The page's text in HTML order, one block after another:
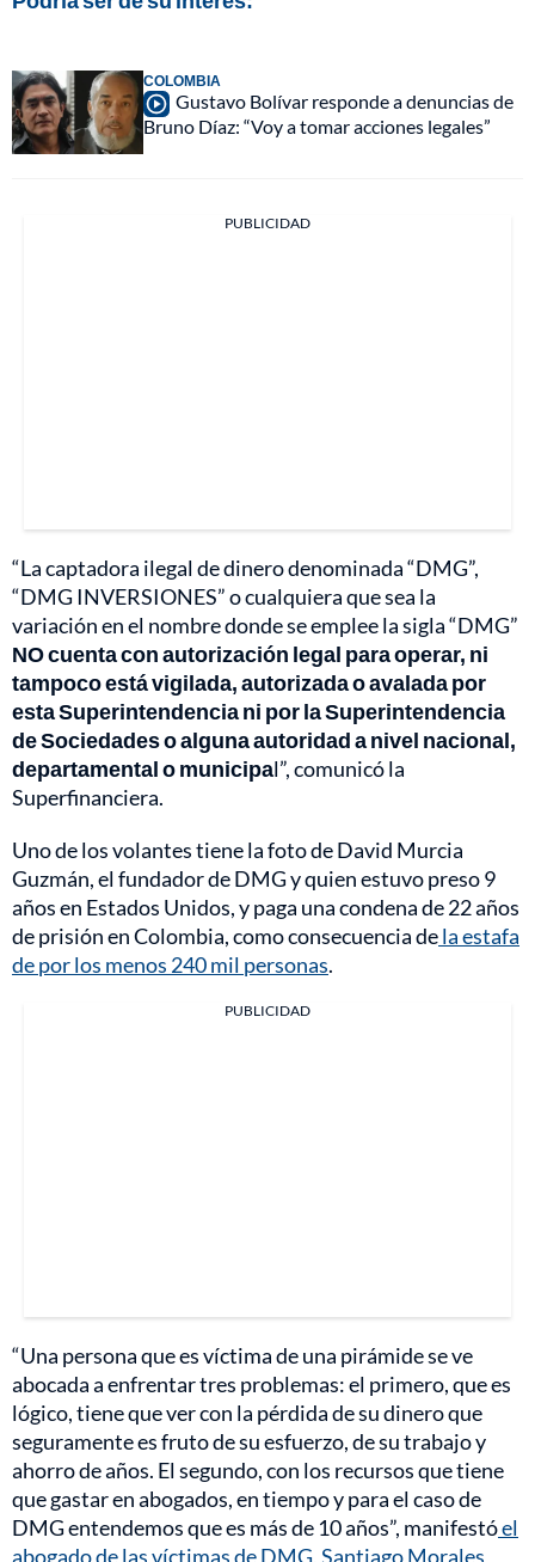
COLOMBIA
Gustavo Bolívar responde a denuncias de
Bruno Díaz: “Voy a tomar acciones legales”
PUBLICIDAD
“La captadora ilegal de dinero denominada “DMG”,
“DMG INVERSIONES” o cualquiera que sea la
variación en el nombre donde se emplee la sigla “DMG”
NO cuenta con autorización legal para operar, ni
tampoco está vigilada, autorizada o avalada por
esta Superintendencia ni por la Superintendencia
de Sociedades o alguna autoridad a nivel nacional,
departamental o municipal”, comunicó la
Superfinanciera.
Uno de los volantes tiene la foto de David Murcia
Guzmán, el fundador de DMG y quien estuvo preso 9
años en Estados Unidos, y paga una condena de 22 años
de prisión en Colombia, como consecuencia dela estafa
de por los menos 240 mil personas.
PUBLICIDAD
“Una persona que es víctima de una pirámide se ve
abocada a enfrentar tres problemas: el primero, que es
lógico, tiene que ver con la pérdida de su dinero que
seguramente es fruto de su esfuerzo, de su trabajo y
ahorro de años. El segundo, con los recursos que tiene
que gastar en abogados, en tiempo y para el caso de
DMG entendemos que es más de 10 años”, manifestóel
abogado de las víctimas de DMG, Santiago Morales